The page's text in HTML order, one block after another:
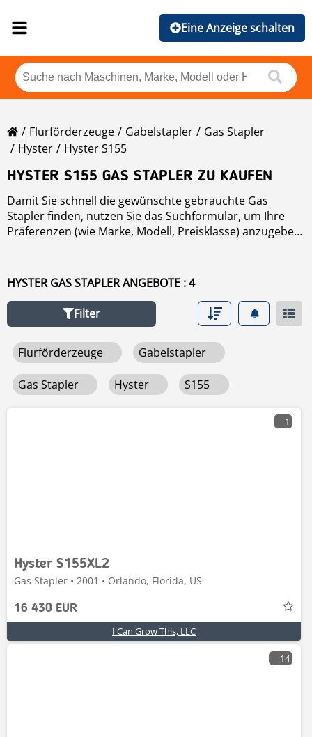
Eine Anzeige schalten
Flurförderzeuge Gabelstapler
Gas Stapler
Hyster
Hyster S155
HYSTER S155 GAS STAPLER ZU KAUFEN
Damit Sie schnell die gewünschte gebrauchte Gas
Stapler finden, nutzen Sie das Suchformular, um Ihre
Präferenzen (wie Marke, Modell, Preisklasse) anzugeben.
Verkaufsanzeigen oder am Benachrichtigungsservice,
HYSTER GAS STAPLER ANGEBOTE : 4
Filter
Flurförderzeuge Gabelstapler
Gas Stapler Hyster S155
1
Hyster S155XL2
Gas Stapler • 2001 • Orlando, Florida, US
16 430 EUR
I Can Grow This, LLC
14